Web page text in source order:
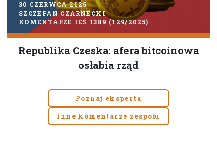
30 CZERWCA 2025
SZCZEPAN CZARNECKI
KOMENTARZE IEŚ 1389 (129/2025)
Republika Czeska: afera bitcoinowa
osłabia rząd
Poznaj eksperta
Inne komentarze zespołu